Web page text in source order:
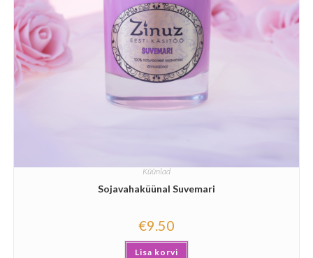
Küünlad
Sojavahaküünal Suvemari
€9.50
Lisa korvi